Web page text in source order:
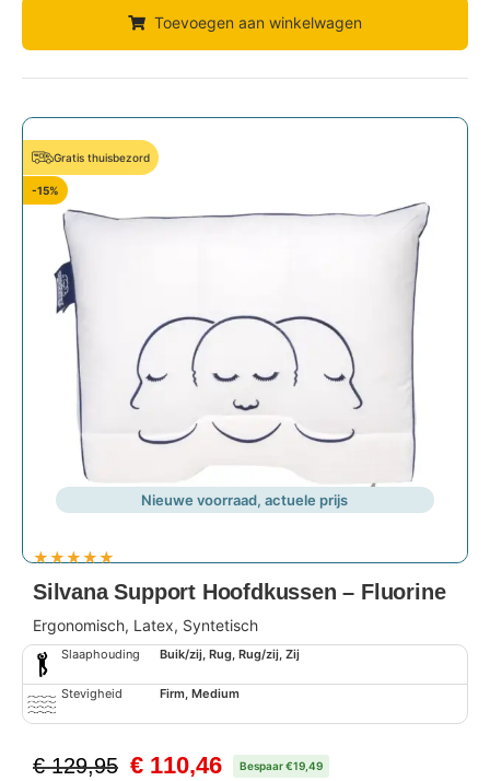
Toevoegen aan winkelwagen
Gratis thuisbezord
-15%
Nieuwe voorraad, actuele prijs
★★★★★
Silvana Support Hoofdkussen – Fluorine
Ergonomisch, Latex, Syntetisch
Slaaphouding Buik/zij, Rug, Rug/zij, Zij
Stevigheid Firm, Medium
€129,95 € 110,46 Bespaar €19,49